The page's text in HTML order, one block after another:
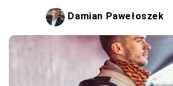
Damian Pawełoszek